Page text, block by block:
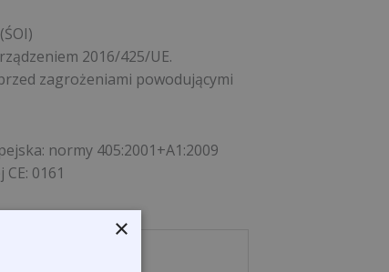
2016/425/UE.
zagrożeniami powodującymi
normy 405:2001+A1:2009
0161
×